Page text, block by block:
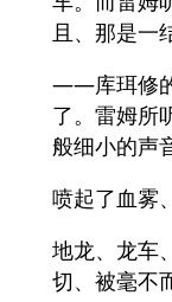
且、那是一
――库珥修的
了。雷姆所
般细小的声
喷起了血雾
地龙、龙车
切、被毫不